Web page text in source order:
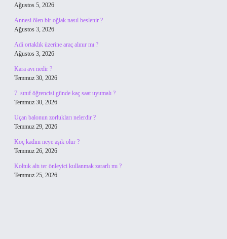
Ağustos 5, 2026
Annesi ölen bir oğlak nasıl beslenir ?
Ağustos 3, 2026
Adi ortaklık üzerine araç alınır mı ?
Ağustos 3, 2026
Kara avı nedir ?
Temmuz 30, 2026
7. sınıf öğrencisi günde kaç saat uyumalı ?
Temmuz 30, 2026
Uçan balonun zorlukları nelerdir ?
Temmuz 29, 2026
Koç kadını neye aşık olur ?
Temmuz 26, 2026
Koltuk altı ter önleyici kullanmak zararlı mı ?
Temmuz 25, 2026